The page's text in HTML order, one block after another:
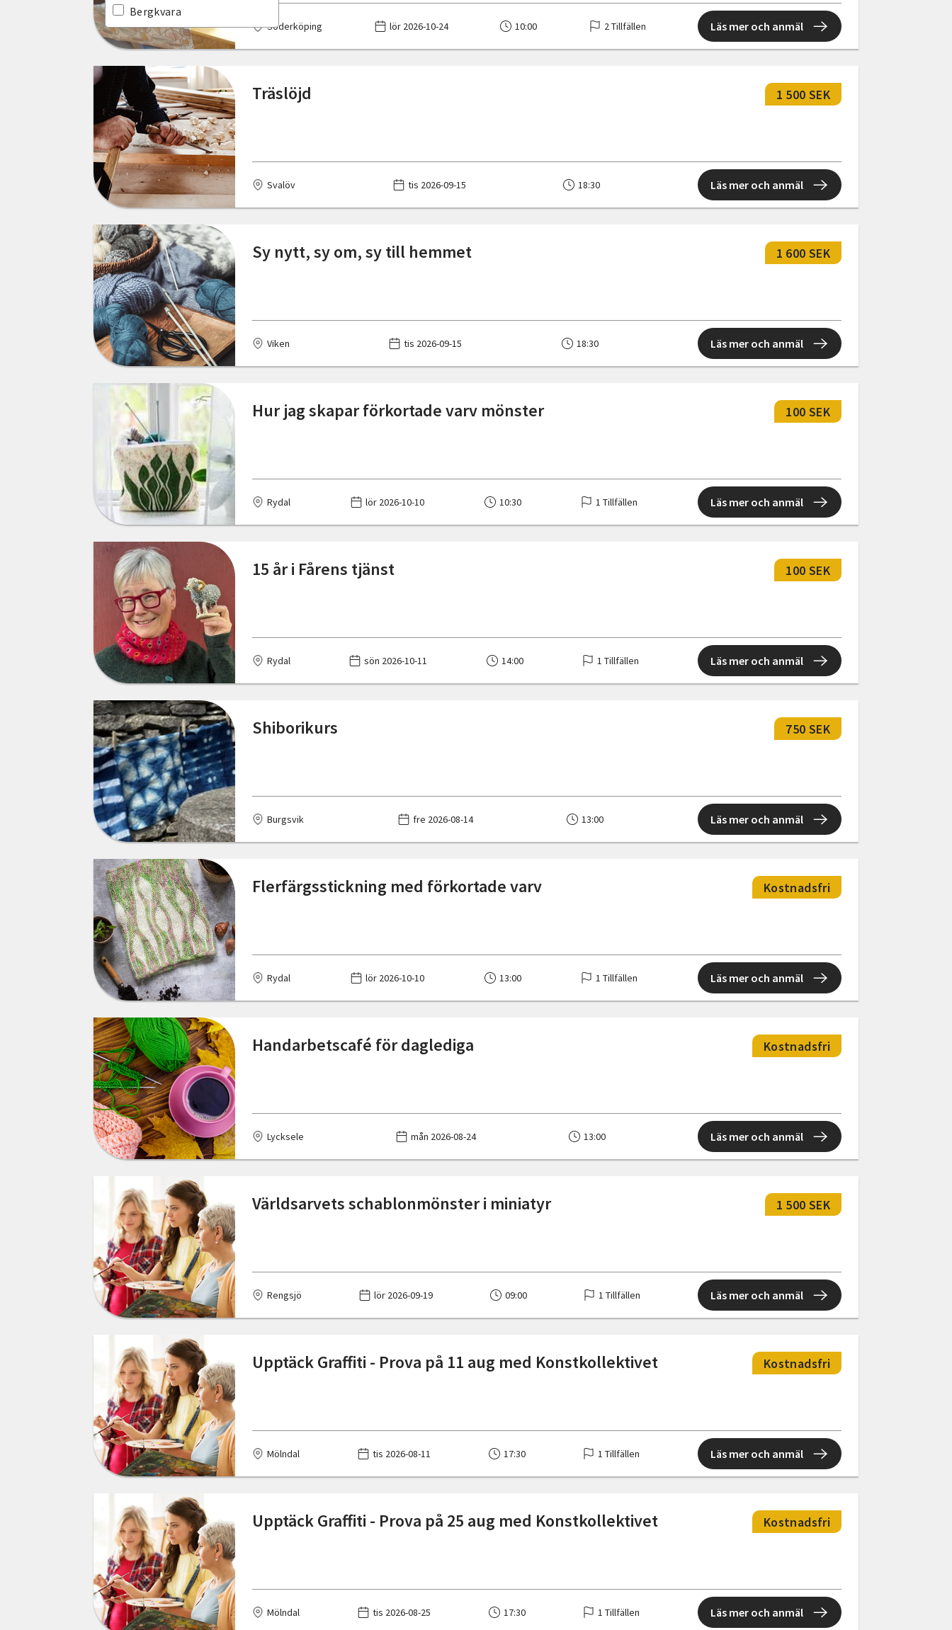
Norrbottens län
Skåne län
Stockholms län
Södermanlands län
Uppsala län
Värmlands län
Västernorrlands län
Västmanlands län
Västra Götalands län
Örebro län
Bergkvara
Bjuv
Bodafors
Boden
Bohus
Bollnäs
Borlänge
Borås
Bromma
Brösarp
Burgsvik
Bålsta
Dalum
Delsbo
Edsbruk
Eksjö
Emmaboda
Enköping
Enviken
Eskilstuna
Eslöv
Falkenberg
Falun
Fengersfors
Figeholm
Fjällbacka
Fjärdhundra
Fornåsa
Frösön
Funäsdalen
Färjestaden
Gotland
Grillby
Gränna
Gällivare
Gävle
Göteborg
Götene
Halmstad
Haparanda
Hede
Hedemora
Hemse
Henån
Hjälteby
Hudiksvall
Hultsfred
Hunnebostrand
Huskvarna
Hyltebruk
Söderköping lör 2026-10-24 10:00 2 Tillfällen Läs mer och anmäl
Träslöjd 1 500 SEK
Svalöv tis 2026-09-15 18:30 Läs mer och anmäl
Sy nytt, sy om, sy till hemmet 1 600 SEK
Viken tis 2026-09-15 18:30 Läs mer och anmäl
Hur jag skapar förkortade varv mönster 100 SEK
Rydal lör 2026-10-10 10:30 1 Tillfällen Läs mer och anmäl
15 år i Fårens tjänst 100 SEK
Rydal sön 2026-10-11 14:00 1 Tillfällen Läs mer och anmäl
Shiborikurs 750 SEK
Burgsvik fre 2026-08-14 13:00 Läs mer och anmäl
Flerfärgsstickning med förkortade varv Kostnadsfri
Rydal lör 2026-10-10 13:00 1 Tillfällen Läs mer och anmäl
Handarbetscafé för daglediga Kostnadsfri
Lycksele mån 2026-08-24 13:00 Läs mer och anmäl
Världsarvets schablonmönster i miniatyr 1 500 SEK
Rengsjö lör 2026-09-19 09:00 1 Tillfällen Läs mer och anmäl
Upptäck Graffiti - Prova på 11 aug med Konstkollektivet Kostnadsfri
Mölndal tis 2026-08-11 17:30 1 Tillfällen Läs mer och anmäl
Upptäck Graffiti - Prova på 25 aug med Konstkollektivet Kostnadsfri
Mölndal tis 2026-08-25 17:30 1 Tillfällen Läs mer och anmäl